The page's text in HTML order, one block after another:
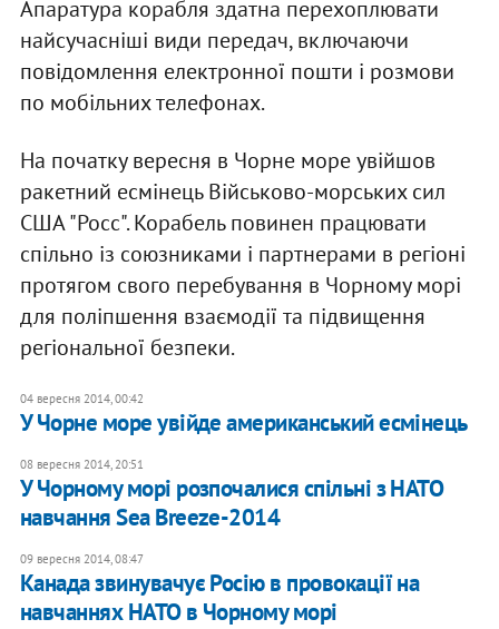
Апаратура корабля здатна перехоплювати
найсучасніші види передач, включаючи
повідомлення електронної пошти і розмови
по мобільних телефонах.
На початку вересня в Чорне море увійшов
ракетний есмінець Військово-морських сил
США "Росс". Корабель повинен працювати
спільно із союзниками і партнерами в регіоні
протягом свого перебування в Чорному морі
для поліпшення взаємодії та підвищення
регіональної безпеки.
04 вересня 2014, 00:42
У Чорне море увійде американський есмінець
08 вересня 2014, 20:51
У Чорному морі розпочалися спільні з НАТО
навчання Sea Breeze-2014
09 вересня 2014, 08:47
Канада звинувачує Росію в провокації на
навчаннях НАТО в Чорному морі